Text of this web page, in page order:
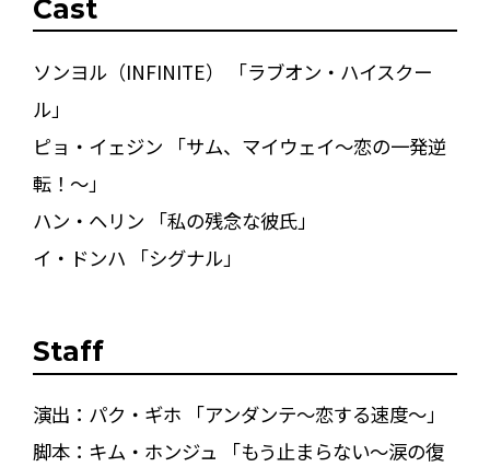
Cast
ソンヨル（INFINITE） 「ラブオン・ハイスクー
ル」
ピョ・イェジン 「サム、マイウェイ～恋の一発逆
転！～」
ハン・ヘリン 「私の残念な彼氏」
イ・ドンハ 「シグナル」
Staff
演出：パク・ギホ 「アンダンテ～恋する速度～」
脚本：キム・ホンジュ 「もう止まらない～涙の復